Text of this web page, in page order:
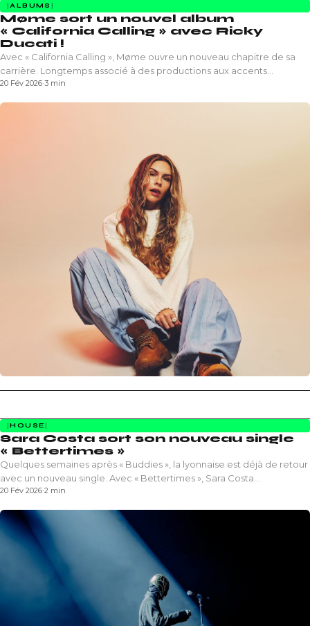
ALBUMS
Møme sort un nouvel album
« California Calling » avec Ricky
Ducati !
Avec « California Calling », Møme ouvre un nouveau chapitre de sa
carrière. Longtemps associé à des productions aux accents…
20 Fév 2026·3 min
HOUSE
Sara Costa sort son nouveau single
« Bettertimes »
Quelques semaines après « Buddies », la lyonnaise est déjà de retour
avec un nouveau single. Avec « Bettertimes », Sara Costa…
20 Fév 2026·2 min